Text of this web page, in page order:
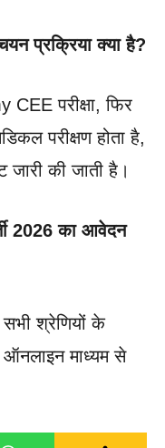
प्रक्रिया क्या है?
परीक्षा, फिर
परीक्षण होता है,
की जाती है।
2026 का आवेदन
सभी श्रेणियों के
माध्यम से